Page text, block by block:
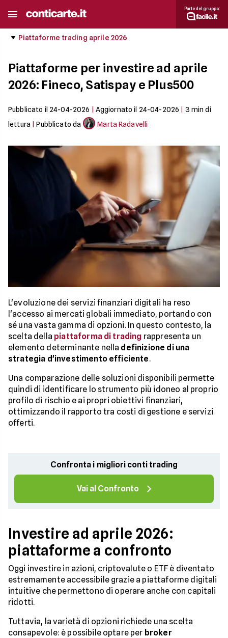
Parte del gruppo:
Piattaforme trading aprile 2026
Piattaforme per investire ad aprile
2026: Fineco, Satispay e Plus500
Pubblicato il 24-04-2026 Aggiornato il 24-04-2026 3 min di
lettura |Pubblicato da Marta Radavelli
L'evoluzione dei servizi finanziari digitali ha reso
l'accesso ai mercati globali immediato, portando con
sé una vasta gamma di opzioni. In questo contesto, la
scelta della piattaforma di trading rappresenta un
elemento determinante nella definizione di una
strategia d'investimento efficiente.
Una comparazione delle soluzioni disponibili permette
quindi di identificare lo strumento più idoneo al proprio
profilo di rischio e ai propri obiettivi finanziari,
ottimizzando il rapporto tra costi di gestione e servizi
offerti.
Confronta i migliori conti trading
Vai al Confronto
Investire ad aprile 2026:
piattaforme a confronto
Oggi investire in azioni, criptovalute o ETF è diventato
estremamente accessibile grazie a piattaforme digitali
intuitive che permettono di operare anche con capitali
ridotti.
Tuttavia, la varietà di opzioni richiede una scelta
consapevole: è possibile optare per broker